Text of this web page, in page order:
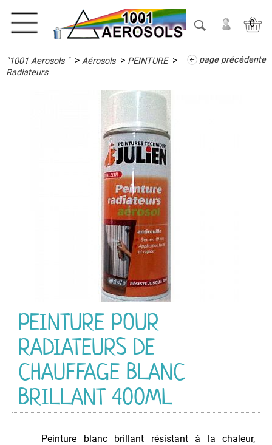
0
"1001 Aerosols " page précédente
> Aérosols> PEINTURE>
Radiateurs
PEINTURE POUR
RADIATEURS DE
CHAUFFAGE BLANC
BRILLANT 400ML
Peinture blanc brillant résistant à la chaleur,
ACTIVITES
HG
CR
Acrylique
Multi-
Usage
Anti-
Dérapante
d'Identification